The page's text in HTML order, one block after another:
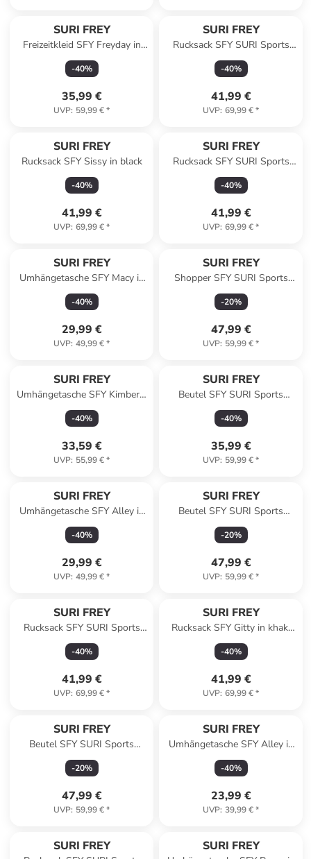
SURI FREY
Freizeitkleid SFY Freyday in
rose 650
-40%
35,99 €
UVP: 59,99 €*
SURI FREY
Rucksack SFY SURI Sports
Jessy-Lu in beige 400
-40%
41,99 €
UVP: 69,99 €*
SURI FREY
Rucksack SFY Sissy in black
-40%
41,99 €
UVP: 69,99 €*
SURI FREY
Rucksack SFY SURI Sports
Jessy-Lu in lightrose 646
-40%
41,99 €
UVP: 69,99 €*
SURI FREY
Umhängetasche SFY Macy in
brown
-40%
29,99 €
UVP: 49,99 €*
SURI FREY
Shopper SFY SURI Sports
Marry in black
-20%
47,99 €
UVP: 59,99 €*
SURI FREY
Umhängetasche SFY Kimberly
in ecru
-40%
33,59 €
UVP: 55,99 €*
SURI FREY
Beutel SFY SURI Sports
Marry in ecru
-40%
35,99 €
UVP: 59,99 €*
SURI FREY
Umhängetasche SFY Alley in
black
-40%
29,99 €
UVP: 49,99 €*
SURI FREY
Beutel SFY SURI Sports
Marry in lightgrey
-20%
47,99 €
UVP: 59,99 €*
SURI FREY
Rucksack SFY SURI Sports
Jessy-Lu in khaki 910
-40%
41,99 €
UVP: 69,99 €*
SURI FREY
Rucksack SFY Gitty in khaki
910
-40%
41,99 €
UVP: 69,99 €*
SURI FREY
Beutel SFY SURI Sports
Marry in taupe
-20%
47,99 €
UVP: 59,99 €*
SURI FREY
Umhängetasche SFY Alley in
khaki 910
-40%
23,99 €
UVP: 39,99 €*
SURI FREY SURI FREY